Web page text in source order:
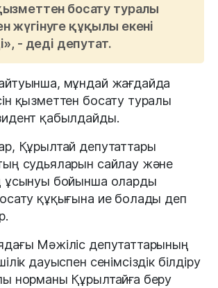
босату туралы
жүгінуге құқылы екені
- деді депутат.
мұндай жағдайда
қызметтен босату туралы
қабылдайды.
Құрылтай депутаттары
судьяларын сайлау және
ұсынуы бойынша оларды
құқығына ие болады деп
Мәжіліс депутаттарының
дауыспен сенімсіздік білдіру
норманы Құрылтайға беру